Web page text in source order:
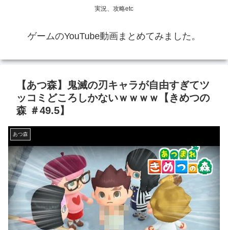
実況、攻略etc
ゲームのYouTube動画まとめてみました。
【あつ森】鬼滅の刃キャラが自由すぎてツ
ッコミどころしかないｗｗｗｗ【きめつの
森 ＃49.5】
あつ森